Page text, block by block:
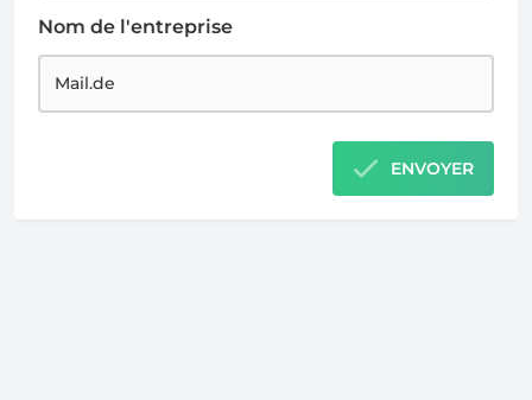
Nom de l'entreprise
ENVOYER